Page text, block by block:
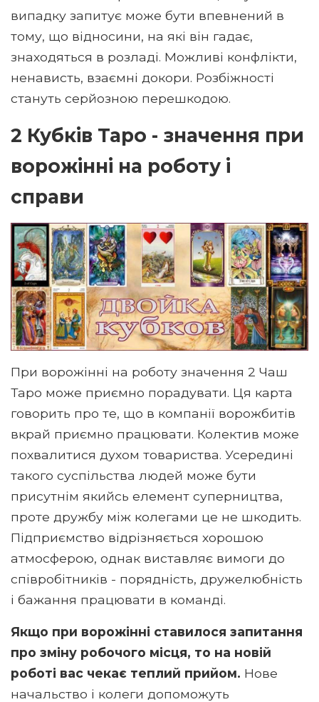
випадку запитує може бути впевнений в
тому, що відносини, на які він гадає,
знаходяться в розладі. Можливі конфлікти,
ненависть, взаємні докори. Розбіжності
стануть серйозною перешкодою.
2 Кубків Таро - значення при
ворожінні на роботу і
справи
При ворожінні на роботу значення 2 Чаш
Таро може приємно порадувати. Ця карта
говорить про те, що в компанії ворожбитів
вкрай приємно працювати. Колектив може
похвалитися духом товариства. Усередині
такого суспільства людей може бути
присутнім якийсь елемент суперництва,
проте дружбу між колегами це не шкодить.
Підприємство відрізняється хорошою
атмосферою, однак виставляє вимоги до
співробітників - порядність, дружелюбність
і бажання працювати в команді.
Якщо при ворожінні ставилося запитання
про зміну робочого місця, то на новій
роботі вас чекає теплий прийом. Нове
начальство і колеги допоможуть